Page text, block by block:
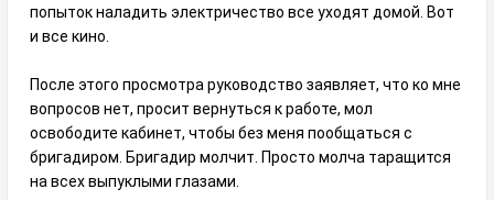
попыток наладить электричество все уходят домой. Вот
и все кино.
После этого просмотра руководство заявляет, что ко мне
вопросов нет, просит вернуться к работе, мол
освободите кабинет, чтобы без меня пообщаться с
бригадиром. Бригадир молчит. Просто молча таращится
на всех выпуклыми глазами.